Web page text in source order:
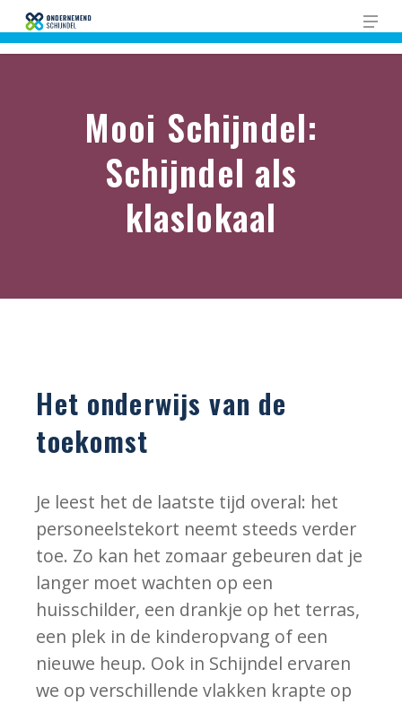
Skip
to
Mooi Schijndel:
Schijndel als
klaslokaal
Het onderwijs van de
toekomst
Je leest het de laatste tijd overal: het
personeelstekort neemt steeds verder
toe. Zo kan het zomaar gebeuren dat je
langer moet wachten op een
huisschilder, een drankje op het terras,
een plek in de kinderopvang of een
nieuwe heup. Ook in Schijndel ervaren
we op verschillende vlakken krapte op
Close